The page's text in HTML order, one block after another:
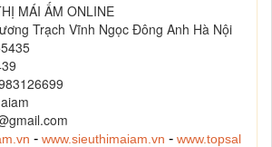
MÁI ẤM ONLINE
Trạch Vĩnh Ngọc Đông Anh Hà Nội
- www.sieuthimaiam.vn - www.topsal